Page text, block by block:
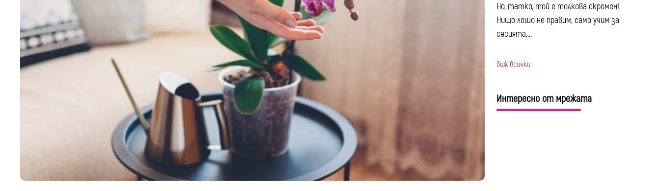
Но, татко, той е толкова скромен!
Нищо лошо не правим, само учим за
сесията....
виж всички
Интересно от мрежата